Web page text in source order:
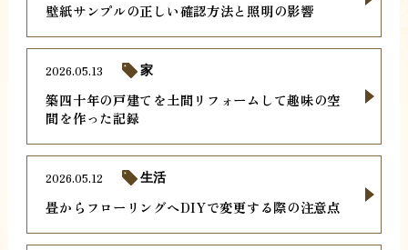
壁紙サンプルの正しい確認方法と照明の影響
築四十年の戸建てを土間リフォームして趣味の空
間を作った記録
2026.05.13 家
畳からフローリングへDIYで変更する際の注意点
2026.05.12 生活